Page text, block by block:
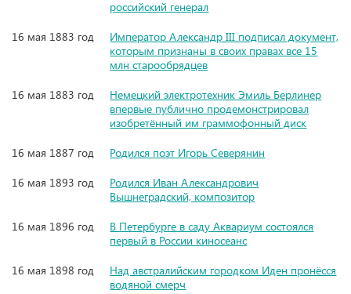
российский генерал
16 мая 1883 год
Император Александр III подписал документ,
которым признаны в своих правах все 15
млн старообрядцев
16 мая 1883 год
Немецкий электротехник Эмиль Берлинер
впервые публично продемонстрировал
изобретённый им граммофонный диск
16 мая 1887 год
Родился поэт Игорь Северянин
16 мая 1893 год
Родился Иван Александрович
Вышнеградский, композитор
16 мая 1896 год
В Петербурге в саду Аквариум состоялся
первый в России киносеанс
16 мая 1898 год
Над австралийским городком Иден пронёсся
водяной смерч